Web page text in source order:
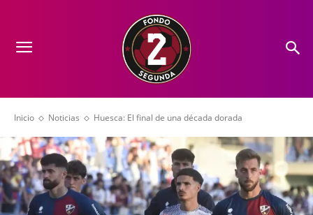
Inicio Noticias Huesca: El final de una década dorada